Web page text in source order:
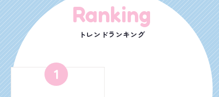
Ranking
トレンドランキング
1